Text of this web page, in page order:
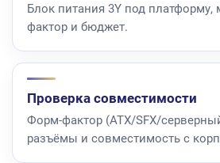
Блок питания 3Y под
фактор и бюджет.
Проверка совместимости
Форм-фактор (ATX/SFX/
разъёмы и совместимость с